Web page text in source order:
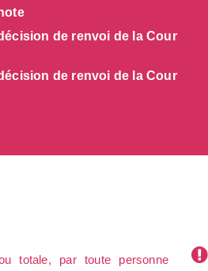
de renvoi de la Cour
de renvoi de la Cour
totale, par toute personne